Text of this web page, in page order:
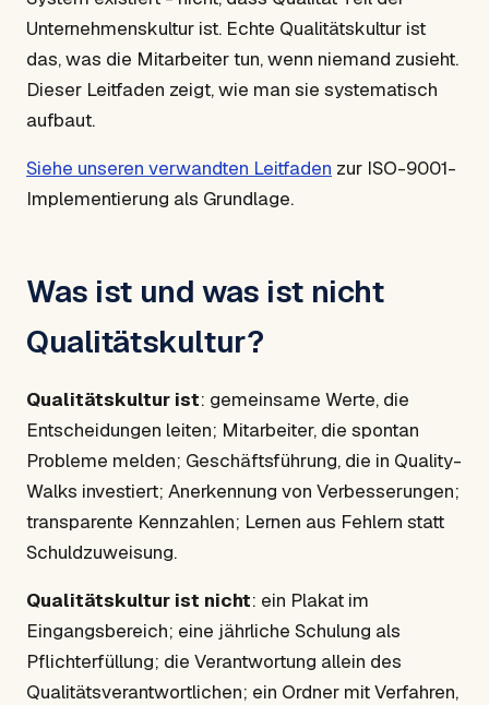
Unternehmenskultur ist. Echte Qualitätskultur ist
das, was die Mitarbeiter tun, wenn niemand zusieht.
Dieser Leitfaden zeigt, wie man sie systematisch
aufbaut.
Siehe unseren verwandten Leitfaden zur ISO-9001-
Implementierung als Grundlage.
Was ist und was ist nicht
Qualitätskultur?
Qualitätskultur ist: gemeinsame Werte, die
Entscheidungen leiten; Mitarbeiter, die spontan
Probleme melden; Geschäftsführung, die in Quality-
Walks investiert; Anerkennung von Verbesserungen;
transparente Kennzahlen; Lernen aus Fehlern statt
Schuldzuweisung.
Qualitätskultur ist nicht: ein Plakat im
Eingangsbereich; eine jährliche Schulung als
Pflichterfüllung; die Verantwortung allein des
Qualitätsverantwortlichen; ein Ordner mit Verfahren,